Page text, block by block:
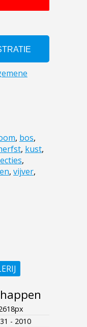
, bos,
, kust,
,
, vijver,
- 2010